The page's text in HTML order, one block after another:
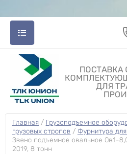
ПОСТАВКА
ДЛЯ
Главная / Грузоподъемное
грузовых стропов / Фурнитура
Звено подъемное овальное Ов1-
2019, 8 тонн